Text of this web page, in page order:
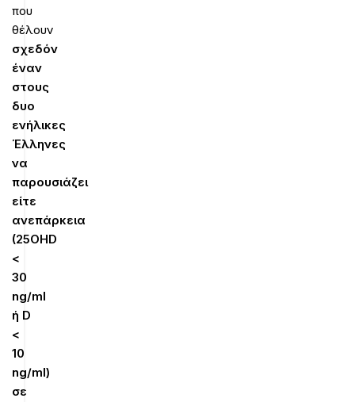
που
θέλουν
σχεδόν
έναν
στους
δυο
ενήλικες
Έλληνες
να
παρουσιάζει
είτε
ανεπάρκεια
(25OHD
<
30
ng/ml
ή D
<
10
ng/ml)
σε